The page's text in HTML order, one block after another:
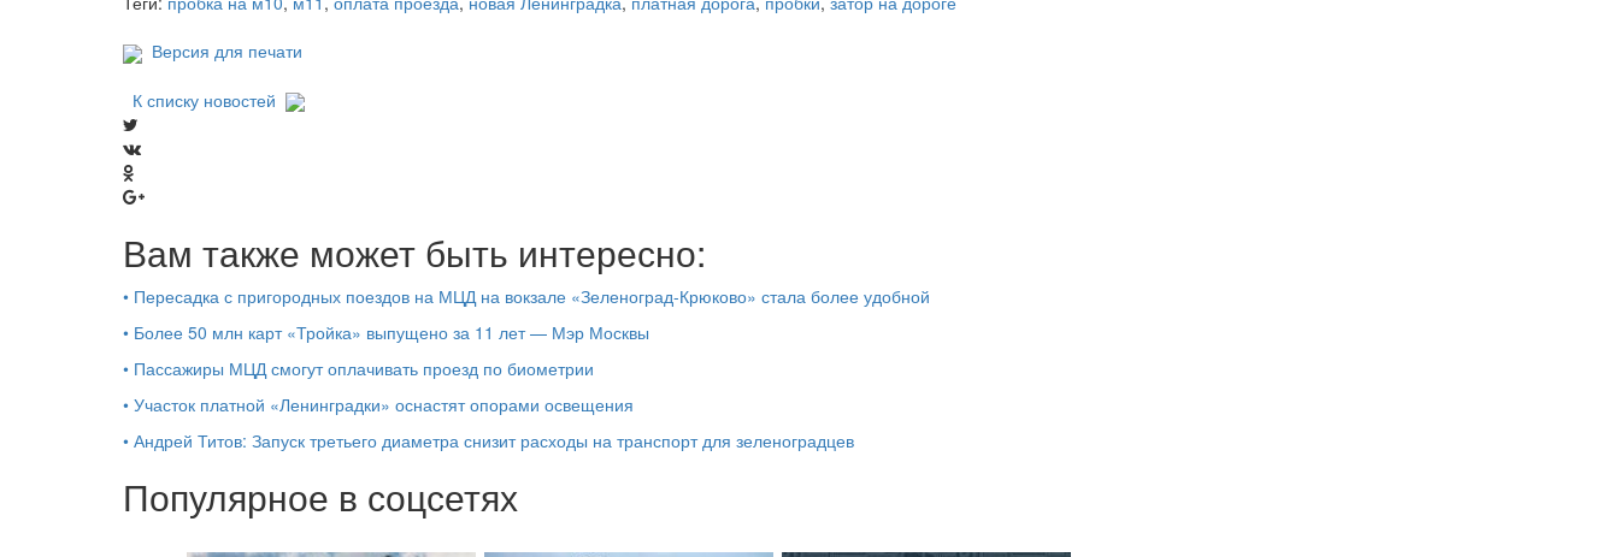
Версия для печати
К списку новостей
Вам также может быть интересно:
• Пересадка с пригородных поездов на МЦД на вокзале «Зеленоград-Крюково» стала более удобной
• Более 50 млн карт «Тройка» выпущено за 11 лет — Мэр Москвы
• Пассажиры МЦД смогут оплачивать проезд по биометрии
• Участок платной «Ленинградки» оснастят опорами освещения
• Андрей Титов: Запуск третьего диаметра снизит расходы на транспорт для зеленоградцев
Популярное в соцсетях